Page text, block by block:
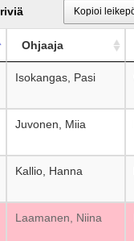
riviä Kopioi
Ohjaaja
Isokangas, Pasi
Juvonen, Miia
Kallio, Hanna
Laamanen, Niina